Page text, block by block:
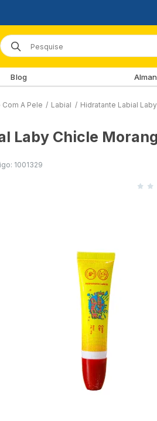
Blog
Com A Pele / Labial / Hidratante Labial
Laby Chicle
1001329